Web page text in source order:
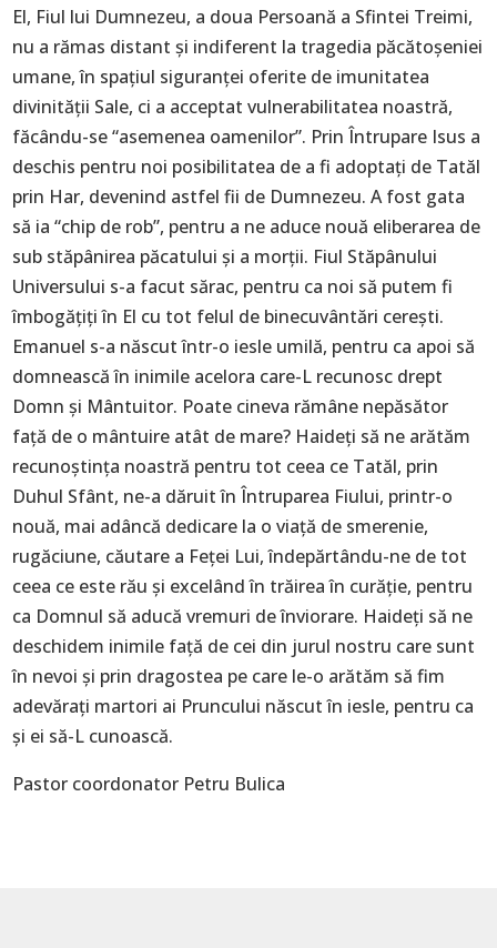
El, Fiul lui Dumnezeu, a doua Persoană a Sfintei Treimi,
nu a rămas distant şi indiferent la tragedia păcătoșeniei
umane, în spaţiul siguranţei oferite de imunitatea
divinităţii Sale, ci a acceptat vulnerabilitatea noastră,
făcându-se “asemenea oamenilor”. Prin Întrupare Isus a
deschis pentru noi posibilitatea de a fi adoptaţi de Tatăl
prin Har, devenind astfel fii de Dumnezeu. A fost gata
să ia “chip de rob”, pentru a ne aduce nouă eliberarea de
sub stăpânirea păcatului şi a morţii. Fiul Stăpânului
Universului s-a facut sărac, pentru ca noi să putem fi
îmbogăţiţi în El cu tot felul de binecuvântări cereşti.
Emanuel s-a născut într-o iesle umilă, pentru ca apoi să
domnească în inimile acelora care-L recunosc drept
Domn şi Mântuitor. Poate cineva rămâne nepăsător
faţă de o mântuire atât de mare? Haideţi să ne arătăm
recunoştinţa noastră pentru tot ceea ce Tatăl, prin
Duhul Sfânt, ne-a dăruit în Întruparea Fiului, printr-o
nouă, mai adâncă dedicare la o viaţă de smerenie,
rugăciune, căutare a Feţei Lui, îndepărtându-ne de tot
ceea ce este rău şi excelând în trăirea în curăţie, pentru
ca Domnul să aducă vremuri de înviorare. Haideți să ne
deschidem inimile față de cei din jurul nostru care sunt
în nevoi și prin dragostea pe care le-o arătăm să fim
adevărați martori ai Pruncului născut în iesle, pentru ca
și ei să-L cunoască.
Pastor coordonator Petru Bulica